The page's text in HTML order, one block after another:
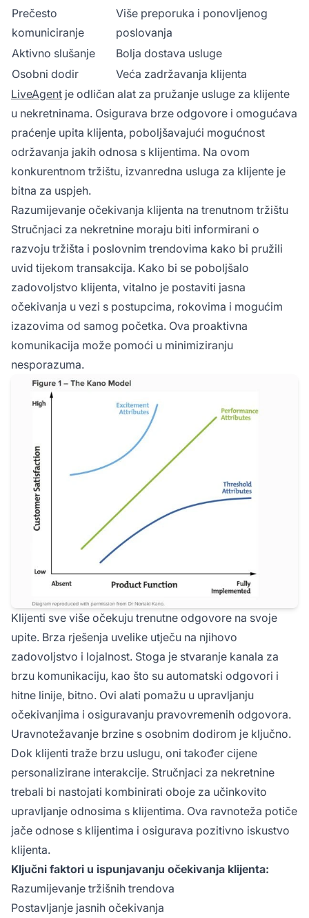
Prečesto
komuniciranje
Više preporuka i ponovljenog
poslovanja
Aktivno slušanje
Bolja dostava usluge
Osobni dodir
Veća zadržavanja klijenta
LiveAgent je odličan alat za pružanje usluge za klijente
u nekretninama. Osigurava brze odgovore i omogućava
praćenje upita klijenta, poboljšavajući mogućnost
održavanja jakih odnosa s klijentima. Na ovom
konkurentnom tržištu, izvanredna usluga za klijente je
bitna za uspjeh.
Razumijevanje očekivanja klijenta na trenutnom tržištu
Stručnjaci za nekretnine moraju biti informirani o
razvoju tržišta i poslovnim trendovima kako bi pružili
uvid tijekom transakcija. Kako bi se poboljšalo
zadovoljstvo klijenta, vitalno je postaviti jasna
očekivanja u vezi s postupcima, rokovima i mogućim
izazovima od samog početka. Ova proaktivna
komunikacija može pomoći u minimiziranju
nesporazuma.
Klijenti sve više očekuju trenutne odgovore na svoje
upite. Brza rješenja uvelike utječu na njihovo
zadovoljstvo i lojalnost. Stoga je stvaranje kanala za
brzu komunikaciju, kao što su automatski odgovori i
hitne linije, bitno. Ovi alati pomažu u upravljanju
očekivanjima i osiguravanju pravovremenih odgovora.
Uravnotežavanje brzine s osobnim dodirom je ključno.
Dok klijenti traže brzu uslugu, oni također cijene
personalizirane interakcije. Stručnjaci za nekretnine
trebali bi nastojati kombinirati oboje za učinkovito
upravljanje odnosima s klijentima. Ova ravnoteža potiče
jače odnose s klijentima i osigurava pozitivno iskustvo
klijenta.
Ključni faktori u ispunjavanju očekivanja klijenta:
Razumijevanje tržišnih trendova
Postavljanje jasnih očekivanja